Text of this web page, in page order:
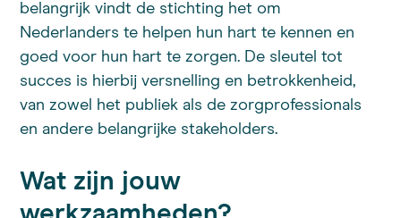
belangrijk vindt de stichting het om
Nederlanders te helpen hun hart te kennen en
goed voor hun hart te zorgen. De sleutel tot
succes is hierbij versnelling en betrokkenheid,
van zowel het publiek als de zorgprofessionals
en andere belangrijke stakeholders.
Wat zijn jouw